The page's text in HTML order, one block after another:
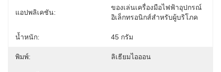
แอปพลิเคชัน:
ของเล่นเครื่องมือไฟฟ้าอุปกรณ์
อิเล็กทรอนิกส์สำหรับผู้บริโภค
น้ำหนัก: 45 กรัม
พิมพ์: ลิเธียมไอออน